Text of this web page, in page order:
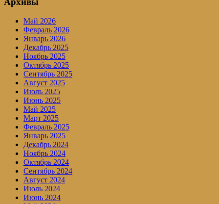
Май 2026
Февраль 2026
Январь 2026
Декабрь 2025
Ноябрь 2025
Октябрь 2025
Сентябрь 2025
Август 2025
Июль 2025
Июнь 2025
Май 2025
Март 2025
Февраль 2025
Январь 2025
Декабрь 2024
Ноябрь 2024
Октябрь 2024
Сентябрь 2024
Август 2024
Июль 2024
Июнь 2024